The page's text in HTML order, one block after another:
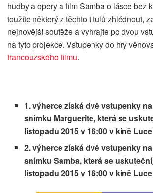
hudby a opery a film Samba o lásce bez
toužíte některý z těchto titulů zhlédnout,
nejnovější soutěže a vyhrajte po dvou
na tyto projekce. Vstupenky do hry
francouzského filmu.
1. výherce získá dvě vstupenky
snímku Marguerite, která se
listopadu 2015 v 16:00 v kině
2. výherce získá dvě vstupenky
snímku Samba, která se uskuteční
listopadu 2015 v 16:00 v kině